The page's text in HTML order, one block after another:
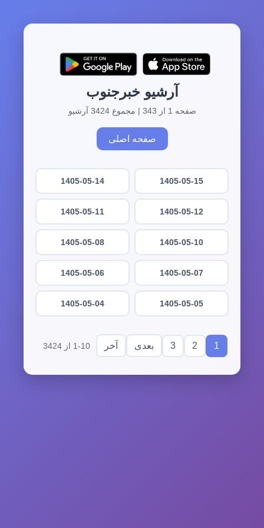
آرشیو خبرجنوب
صفحه 1 از 343 | مجموع 3424 آرشیو
صفحه اصلی
1405-05-15
1405-05-14
1405-05-12
1405-05-11
1405-05-10
1405-05-08
1405-05-07
1405-05-06
1405-05-05
1405-05-04
1
2
3 بعدی آخر 1-10 از 3424